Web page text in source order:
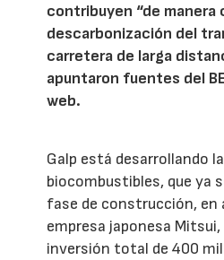
contribuyen “de manera
descarbonización del
carretera de larga
apuntaron fuentes del
web.
Galp está desarrollando
biocombustibles, que ya
fase de construcción, en
empresa japonesa
inversión total de 400